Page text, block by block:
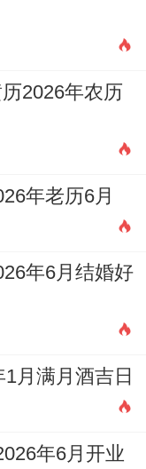
2026年农历
年老历6月
年6月结婚好
月满月酒吉日
年6月开业